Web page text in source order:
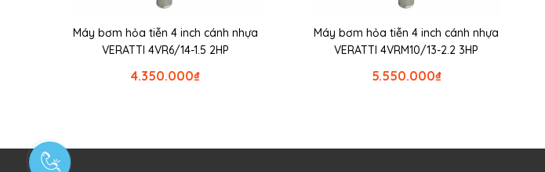
Máy bơm hỏa tiễn 4 inch cánh nhựa
VERATTI 4VR6/14-1.5 2HP
₫
4.350.000
Máy bơm hỏa tiễn 4 inch cánh nhựa
VERATTI 4VRM10/13-2.2 3HP
₫
5.550.000